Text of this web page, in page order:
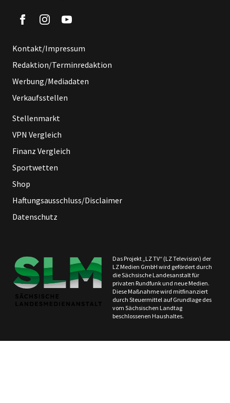
Kontakt/Impressum
Redaktion/Terminredaktion
Werbung/Mediadaten
Verkaufsstellen
Stellenmarkt
VPN Vergleich
Finanz Vergleich
Sportwetten
Shop
Haftungsausschluss/Disclaimer
Datenschutz
Das Projekt „LZ TV“ (LZ Television) der
LZ Medien GmbH wird gefördert durch
die Sächsische Landesanstalt für
privaten Rundfunk und neue Medien.
Diese Maßnahme wird mitfinanziert
durch Steuermittel auf Grundlage des
vom Sächsischen Landtag
beschlossenen Haushaltes.